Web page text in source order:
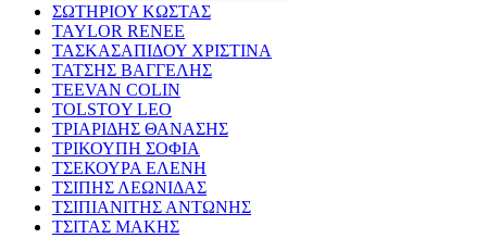
ΣΩΤΗΡΙΟΥ ΚΩΣΤΑΣ
TAYLOR RENEE
ΤΑΣΚΑΣΑΠΙΔΟΥ ΧΡΙΣΤΙΝΑ
ΤΑΤΣΗΣ ΒΑΓΓΕΛΗΣ
TEEVAN COLIN
TOLSTOY LEO
ΤΡΙΑΡΙΔΗΣ ΘΑΝΑΣΗΣ
ΤΡΙΚΟΥΠΗ ΣΟΦΙΑ
ΤΣΕΚΟΥΡΑ ΕΛΕΝΗ
ΤΣΙΠΗΣ ΛΕΩΝΙΔΑΣ
ΤΣΙΠΙΑΝΙΤΗΣ ΑΝΤΩΝΗΣ
ΤΣΙΤΑΣ ΜΑΚΗΣ